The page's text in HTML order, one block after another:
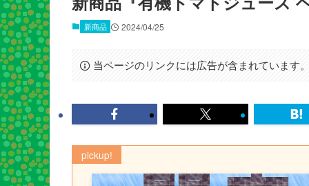
新商品 2024/04/25
当ページのリンクには広告が含まれています
pickup!